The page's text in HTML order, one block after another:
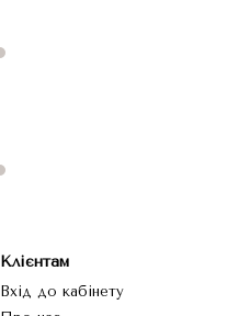
Клієнтам
Вхід до кабінету